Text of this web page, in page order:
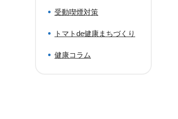
受動喫煙対策
トマトde健康まちづくり
健康コラム